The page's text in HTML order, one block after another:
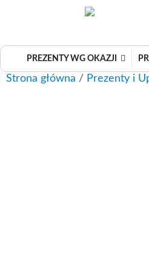
PREZENTY WG OKAZJI
Strona główna / Prezenty i